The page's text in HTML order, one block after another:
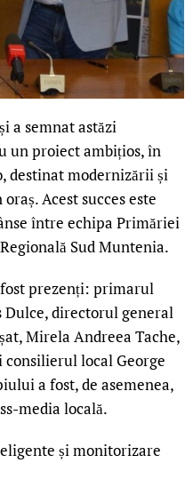
a semnat astăzi
un proiect ambițios, în
destinat modernizării și
Acest succes este
între echipa Primăriei
Sud Muntenia.
prezenți: primarul
directorul general
Mirela Andreea Tache,
local George
a fost, de asemenea,
media locală.
și monitorizare